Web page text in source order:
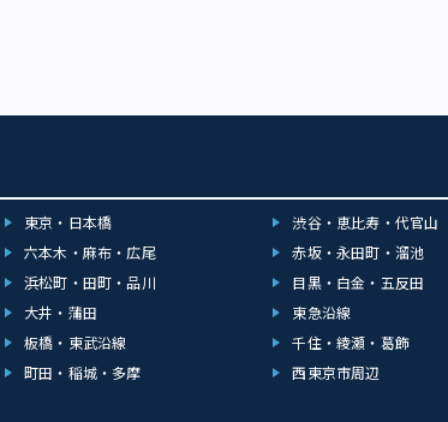
東京・日本橋 渋谷・恵比寿・代官山
六本木・麻布・広尾 赤坂・永田町・溜池
浜松町・田町・品川 目黒・白金・五反田
大井・蒲田 東急沿線
板橋・東武沿線 千住・綾瀬・葛飾
町田・稲城・多摩 西東京市周辺